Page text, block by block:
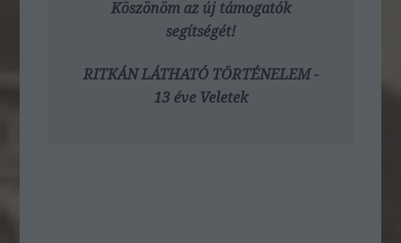
Köszönöm az új támogatók
segítségét!
RITKÁN LÁTHATÓ TÖRTÉNELEM -
13 éve Veletek